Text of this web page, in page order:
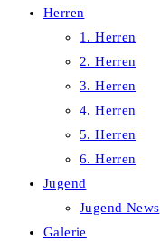
Herren
1. Herren
2. Herren
3. Herren
4. Herren
5. Herren
6. Herren
Jugend
Jugend News
Galerie